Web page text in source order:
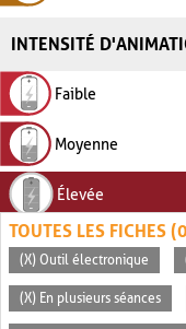
INTENSITÉ
Faible
Moyenne
Élevée
TOUTES LES FICHES
(X) Outil électronique
(X) En plusieurs séances